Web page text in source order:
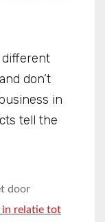
different
don’t
in
tell the
door
in relatie tot